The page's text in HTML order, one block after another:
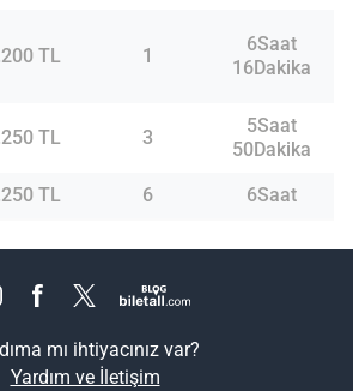
TL 1
6Saat
16Dakika
TL 3
5Saat
50Dakika
TL 6 6Saat
mı ihtiyacınız var?
Yardım ve İletişim